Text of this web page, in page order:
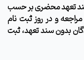
تعهد محضری بر حسب
و در روز ثبت نام
بدون سند تعهد، ثبت